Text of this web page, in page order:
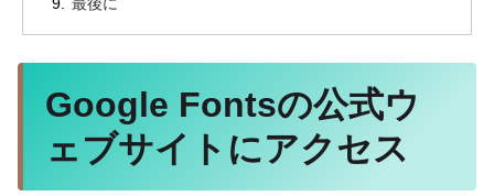
Google Fontsの公式ウ
ェブサイトにアクセス